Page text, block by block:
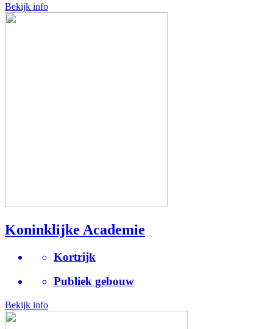
Bekijk info
Koninklijke Academie
Kortrijk
Publiek gebouw
Bekijk info